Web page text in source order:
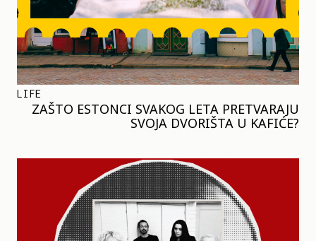
LIFE
ZAŠTO ESTONCI SVAKOG LETA PRETVARAJU
SVOJA DVORIŠTA U KAFIĆE?